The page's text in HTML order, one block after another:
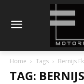
Home Tags Bernijs
TAG: